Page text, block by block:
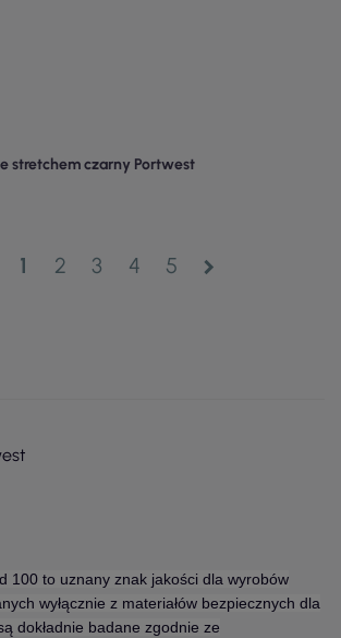
stretchem czarny Portwest
1 2 3 4 5 chevron_right
100 to uznany znak jakości dla wyrobów
wyłącznie z materiałów bezpiecznych dla
dokładnie badane zgodnie ze